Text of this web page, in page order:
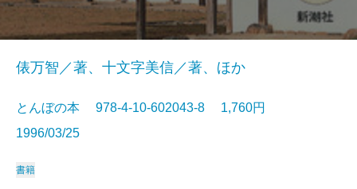
俵万智／著、十文字美信／著、ほか
とんぼの本 978-4-10-602043-8 1,760円
1996/03/25
書籍